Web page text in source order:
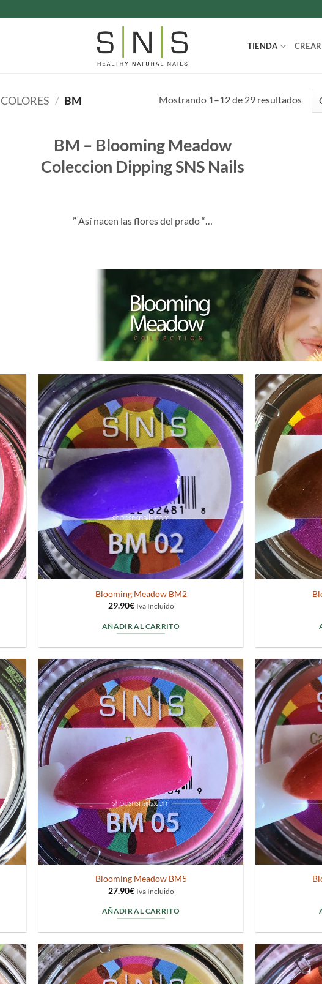
TIENDA
COLORES / BM Mostrando 1–12 de 29 resultados
BM – Blooming Meadow
Coleccion Dipping SNS Nails
” Así nacen las flores del prado “…
Blooming Meadow BM2
29.90€ Iva Incluido
AÑADIR AL CARRITO
Blooming Meadow BM5
27.90€ Iva Incluido
AÑADIR AL CARRITO